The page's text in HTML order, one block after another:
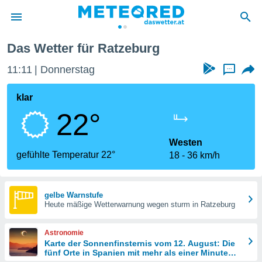
wurde
dass
sind.
diese
Das Wetter für Ratzeburg
11:11 Donnerstag ...
klar
22°
gefühlte Temperatur 22°
Westen
18
36 km/h
gelbe Warnstufe
Heute mäßige Wetterwarnung wegen sturm in Ratzeburg
Astronomie
Karte der Sonnenfinsternis vom 12. August: Die
fünf Orte in Spanien mit mehr als einer Minute